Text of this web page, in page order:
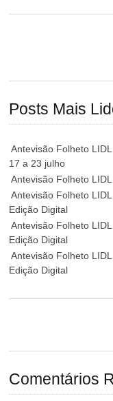
Posts Mais
Antevisão Folheto
17 a 23 julho
Antevisão Folheto
Antevisão Folheto
Edição Digital
Antevisão Folheto
Edição Digital
Antevisão Folheto
Edição Digital
Comentários